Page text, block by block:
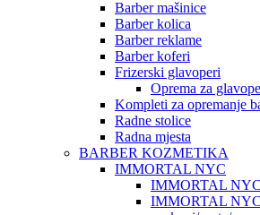
Barber mašinice
Barber kolica
Barber reklame
Barber koferi
Frizerski glavoperi
Oprema za
Kompleti za opremanje
Radne stolice
Radna mjesta
BARBER KOZMETIKA
IMMORTAL NYC
IMMORTAL NYC
IMMORTAL NYC